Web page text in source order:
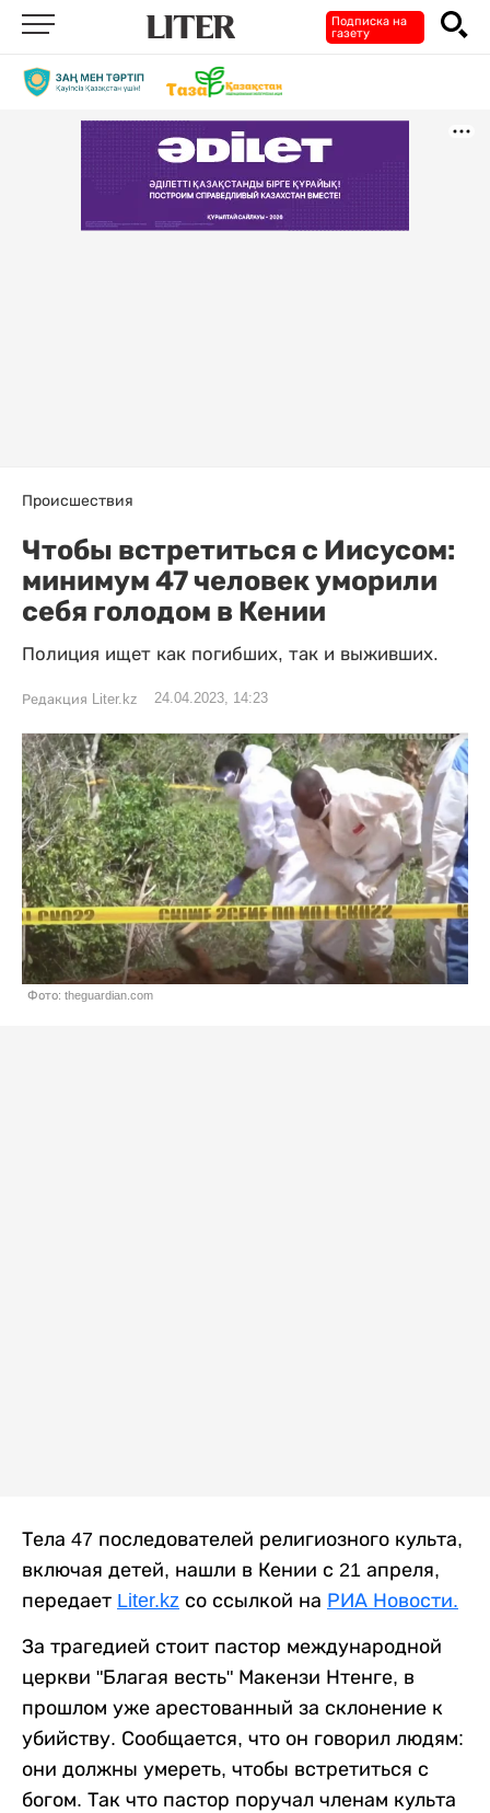
Подписка на
газету
Происшествия
Чтобы встретиться с Иисусом:
минимум 47 человек уморили
себя голодом в Кении
Полиция ищет как погибших, так и выживших.
Редакция Liter.kz 24.04.2023, 14:23
Фото: theguardian.com
Тела 47 последователей религиозного культа,
включая детей, нашли в Кении с 21 апреля,
передает Liter.kz со ссылкой на РИА Новости.
За трагедией стоит пастор международной
церкви "Благая весть" Макензи Нтенге, в
прошлом уже арестованный за склонение к
убийству. Сообщается, что он говорил людям:
они должны умереть, чтобы встретиться с
богом. Так что пастор поручал членам культа